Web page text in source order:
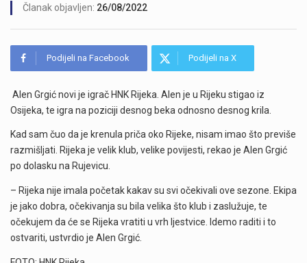
Članak objavljen: 26/08/2022
Podijeli na Facebook Podijeli na X
Alen Grgić novi je igrač HNK Rijeka. Alen je u Rijeku stigao iz
Osijeka, te igra na poziciji desnog beka odnosno desnog krila.
Kad sam čuo da je krenula priča oko Rijeke, nisam imao što previše
razmišljati. Rijeka je velik klub, velike povijesti, rekao je Alen Grgić
po dolasku na Rujevicu.
– Rijeka nije imala početak kakav su svi očekivali ove sezone. Ekipa
je jako dobra, očekivanja su bila velika što klub i zaslužuje, te
očekujem da će se Rijeka vratiti u vrh ljestvice. Idemo raditi i to
ostvariti, ustvrdio je Alen Grgić.